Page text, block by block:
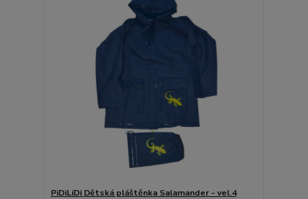
PiDiLiDi Dětská pláštěnka Salamander - vel.4